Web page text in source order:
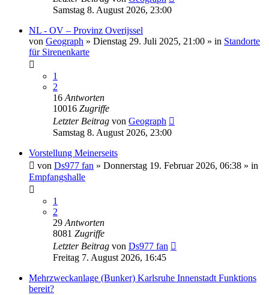
Samstag 8. August 2026, 23:00
NL - OV – Provinz Overijssel
von Geograph » Dienstag 29. Juli 2025, 21:00 » in Standorte
für Sirenenkarte
1
2
16 Antworten
10016 Zugriffe
Letzter Beitrag von Geograph
Samstag 8. August 2026, 23:00
Vorstellung Meinerseits
von Ds977 fan » Donnerstag 19. Februar 2026, 06:38 » in
Empfangshalle
1
2
29 Antworten
8081 Zugriffe
Letzter Beitrag von Ds977 fan
Freitag 7. August 2026, 16:45
Mehrzweckanlage (Bunker) Karlsruhe Innenstadt Funktions
bereit?